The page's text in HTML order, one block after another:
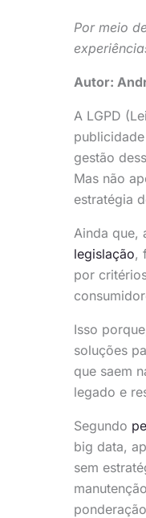
Por meio
Autor:
A LGPD
gestão
Mas não
estratégia
Ainda que,
legislação,
por
Isso
soluções
que saem
legado e
Segundo
big data,
sem